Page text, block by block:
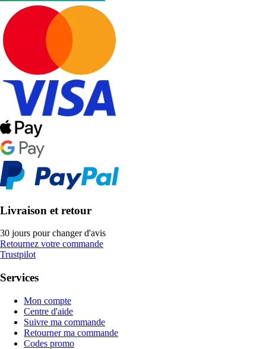
Livraison et retour
30 jours pour changer d'avis
Retournez votre commande
Trustpilot
Services
Mon compte
Centre d'aide
Suivre ma commande
Retourner ma commande
Codes promo